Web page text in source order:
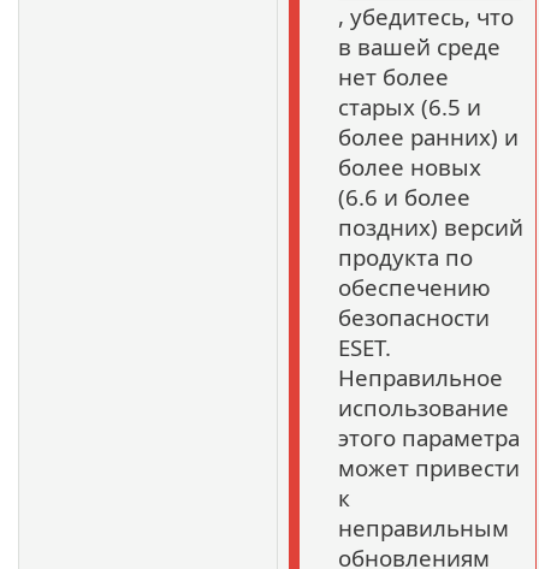
, убедитесь, что
в вашей среде
нет более
старых (6.5 и
более ранних) и
более новых
(6.6 и более
поздних) версий
продукта по
обеспечению
безопасности
ESET.
Неправильное
использование
этого параметра
может привести
к
неправильным
обновлениям